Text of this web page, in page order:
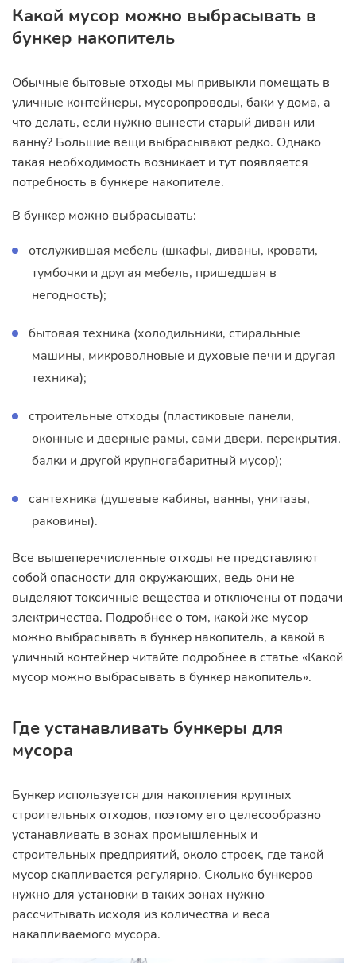
Какой мусор можно выбрасывать в
бункер накопитель
Обычные бытовые отходы мы привыкли помещать в
уличные контейнеры, мусоропроводы, баки у дома, а
что делать, если нужно вынести старый диван или
ванну? Большие вещи выбрасывают редко. Однако
такая необходимость возникает и тут появляется
потребность в бункере накопителе.
В бункер можно выбрасывать:
отслужившая мебель (шкафы, диваны, кровати,
тумбочки и другая мебель, пришедшая в
негодность);
бытовая техника (холодильники, стиральные
машины, микроволновые и духовые печи и другая
техника);
строительные отходы (пластиковые панели,
оконные и дверные рамы, сами двери, перекрытия,
балки и другой крупногабаритный мусор);
сантехника (душевые кабины, ванны, унитазы,
раковины).
Все вышеперечисленные отходы не представляют
собой опасности для окружающих, ведь они не
выделяют токсичные вещества и отключены от подачи
электричества. Подробнее о том, какой же мусор
можно выбрасывать в бункер накопитель, а какой в
уличный контейнер читайте подробнее в статье «Какой
мусор можно выбрасывать в бункер накопитель».
Где устанавливать бункеры для
мусора
Бункер используется для накопления крупных
строительных отходов, поэтому его целесообразно
устанавливать в зонах промышленных и
строительных предприятий, около строек, где такой
мусор скапливается регулярно. Сколько бункеров
нужно для установки в таких зонах нужно
рассчитывать исходя из количества и веса
накапливаемого мусора.